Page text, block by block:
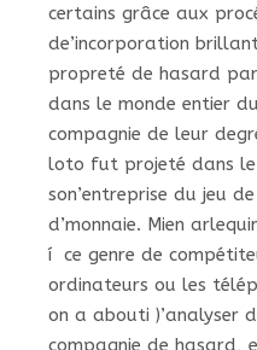
certains grâce aux
de’incorporation
propreté de hasard
dans le monde entier
compagnie de leur
loto fut projeté dans
son’entreprise du jeu
d’monnaie. Mien
í ce genre de
ordinateurs ou les
on a abouti )’analyser
compagnie de hasard,